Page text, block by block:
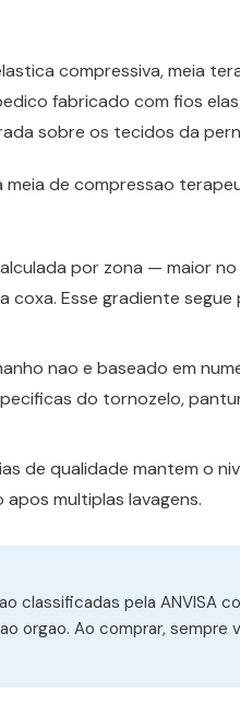
compressiva, meia
fabricado com fios
sobre os tecidos da
meia de compressao
por zona — maior
coxa. Esse gradiente segue
nao e baseado em
do tornozelo,
de qualidade mantem o
multiplas lavagens.
classificadas pela ANVISA
orgao. Ao comprar, sempre